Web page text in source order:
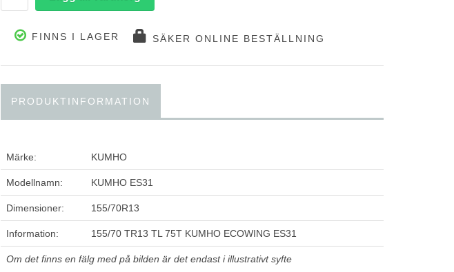
FINNS I LAGER SÄKER ONLINE BESTÄLLNING
PRODUKTINFORMATION
Märke: KUMHO
Modellnamn: KUMHO ES31
Dimensioner: 155/70R13
Information: 155/70 TR13 TL 75T KUMHO ECOWING ES31
Om det finns en fälg med på bilden är det endast i illustrativt syfte